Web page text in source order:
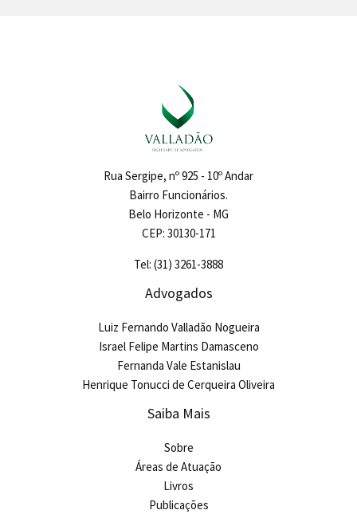
Rua Sergipe, nº 925 - 10º Andar
Bairro Funcionários.
Belo Horizonte - MG
CEP: 30130-171
Tel: (31) 3261-3888
Advogados
Luiz Fernando Valladão Nogueira
Israel Felipe Martins Damasceno
Fernanda Vale Estanislau
Henrique Tonucci de Cerqueira Oliveira
Saiba Mais
Sobre
Áreas de Atuação
Livros
Publicações